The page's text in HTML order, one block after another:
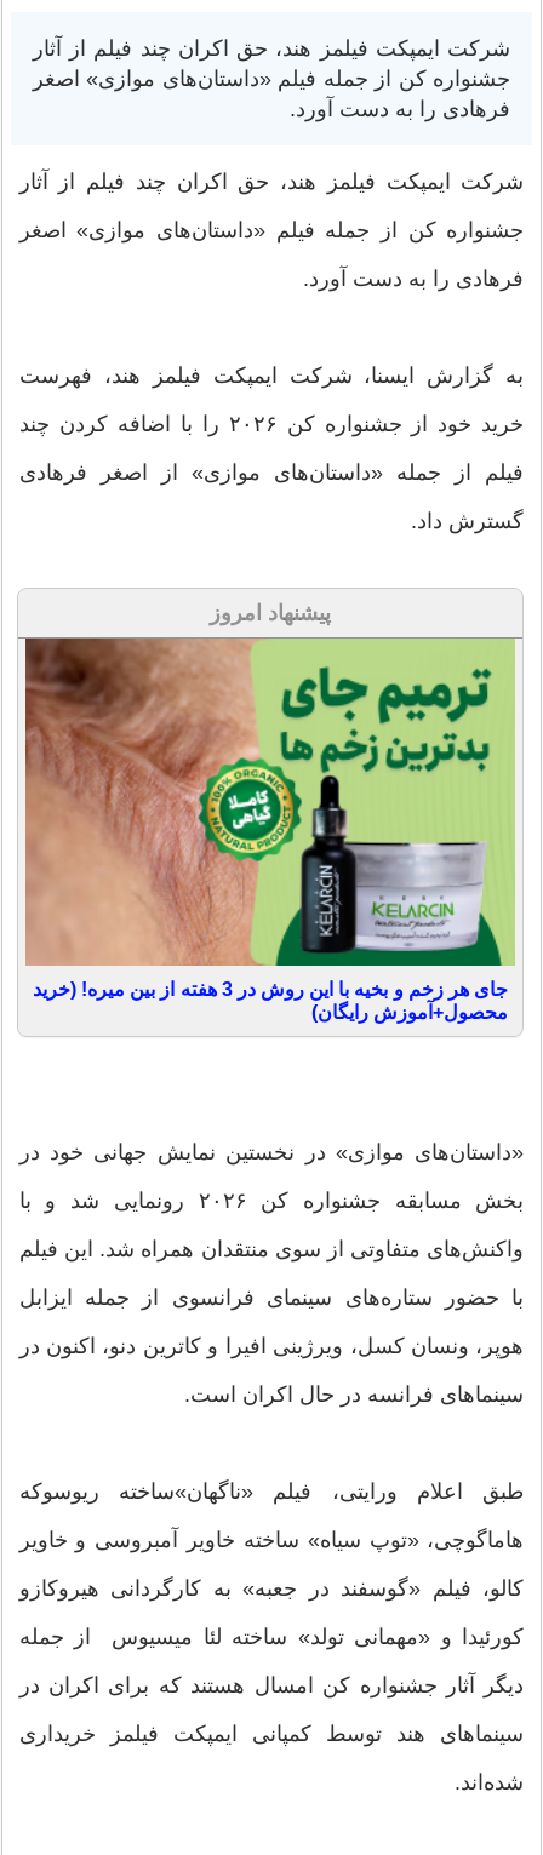
شرکت ایمپکت فیلمز هند، حق اکران چند فیلم از آثار
جشنواره کن از جمله فیلم «داستان‌های موازی» اصغر
فرهادی را به دست آورد.
شرکت ایمپکت فیلمز هند، حق اکران چند فیلم از آثار
جشنواره کن از جمله فیلم «داستان‌های موازی» اصغر
فرهادی را به دست آورد.
به گزارش ایسنا، شرکت ایمپکت فیلمز هند، فهرست
خرید خود از جشنواره کن ۲۰۲۶ را با اضافه کردن چند
فیلم از جمله «داستان‌های موازی» از اصغر فرهادی
گسترش داد.
پیشنهاد امروز
جای هر زخم و بخیه با این روش در 3 هفته از بین میره! (خرید
محصول+آموزش رایگان)
«داستان‌های موازی» در نخستین نمایش جهانی خود در
بخش مسابقه جشنواره کن ۲۰۲۶ رونمایی شد و با
واکنش‌های متفاوتی از سوی منتقدان همراه شد. این فیلم
با حضور ستاره‌های سینمای فرانسوی از جمله ایزابل
هوپر، ونسان کسل، ویرژینی افیرا و کاترین دنو، اکنون در
سینماهای فرانسه در حال اکران است.
طبق اعلام ورایتی،‌ فیلم «ناگهان»ساخته ریوسوکه
هاماگوچی، «توپ سیاه» ساخته خاویر آمبروسی و خاویر
کالو، فیلم «گوسفند در جعبه» به کارگردانی هیروکازو
کورئیدا و «مهمانی تولد» ساخته لئا میسیوس از جمله
دیگر آثار جشنواره کن امسال هستند که برای اکران در
سینماهای هند توسط کمپانی ایمپکت فیلمز خریداری
شده‌اند.